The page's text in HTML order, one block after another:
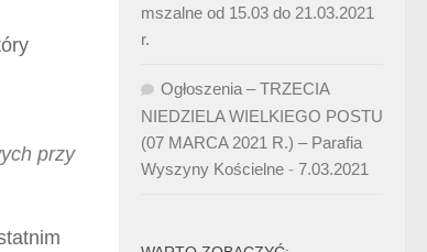
przy
mszalne od 15.03 do 21.03.2021
r.
Ogłoszenia – TRZECIA
NIEDZIELA WIELKIEGO POSTU
(07 MARCA 2021 R.) – Parafia
Wyszyny Kościelne - 7.03.2021